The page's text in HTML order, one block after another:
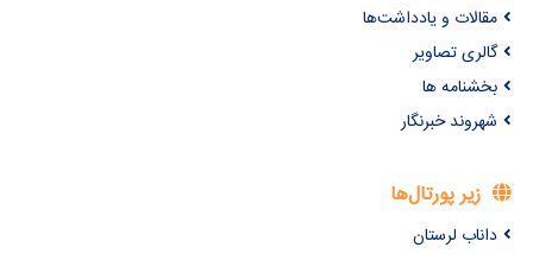
مقالات و یادداشت‌ها
گالری تصاویر
بخشنامه ها
شهروند خبرنگار
زیر پورتال‌ها
داناب لرستان